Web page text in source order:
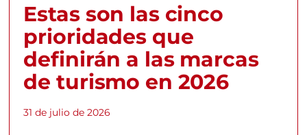
Estas son las cinco
prioridades que
definirán a las marcas
de turismo en 2026
31 de julio de 2026